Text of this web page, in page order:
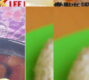
2018.5.1
世界も認めた「アッサムラクサ」を 東京のペナン料理専門店でいざ実食！
グルメ